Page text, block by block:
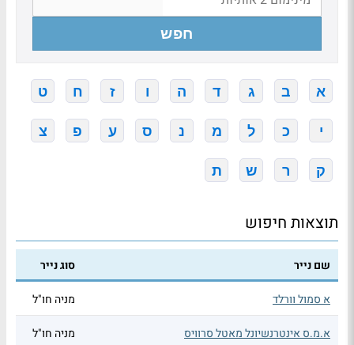
חפש
א ב ג ד ה ו ז ח ט
י כ ל מ נ ס ע פ צ
ק ר ש ת
תוצאות חיפוש
שם נייר סוג נייר
א סמול וורלד מניה חו"ל
א.מ.ס אינטרנשיונל מאטל סרוויס מניה חו"ל